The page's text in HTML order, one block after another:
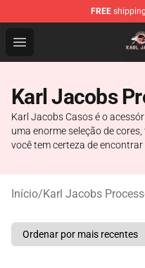
FREE
Open menu
Karl Jacobs Store -
Karl Jacobs
Karl Jacobs Casos é o
uma enorme seleção de
você tem certeza de
Início/Karl Jacobs